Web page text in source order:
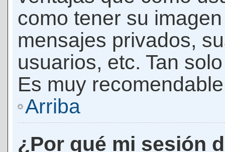
como tener su
mensajes privados,
usuarios, etc. Tan
Es muy
Arriba
¿Por qué mi sesión